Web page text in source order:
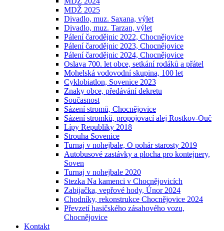
MDŽ 2025
Divadlo, muz. Saxana, výlet
Divadlo, muz. Tarzan, výlet
Pálení čarodějnic 2022, Chocnějovice
Pálení čarodějnic 2023, Chocnějovice
Pálení čarodějnic 2024, Chocnějovice
Oslava 700. let obce, setkání rodáků a přátel
Mohelská vodovodní skupina, 100 let
Cyklobiatlon, Sovenice 2023
Znaky obce, předávání dekretu
Současnost
Sázení stromů, Chocnějovice
Sázení stromků, propojovací alej Rostkov-Ouč
Lípy Republiky 2018
Strouha Sovenice
Turnaj v nohejbale, O pohár starosty 2019
Autobusové zastávky a plocha pro kontejnery,
Soven
Turnaj v nohejbale 2020
Stezka Na kamenci v Chocnějovicích
Zabijačka, vepřové hody, Únor 2024
Chodníky, rekonstrukce Chocnějovice 2024
Převzetí hasičského zásahového vozu,
Chocnějovice
Kontakt